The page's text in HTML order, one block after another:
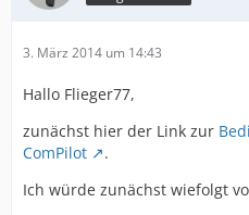
3. März 2014 um 14:43
Hallo Flieger77,
zunächst hier der Link zur
ComPilot
.
Ich würde zunächst wiefolgt